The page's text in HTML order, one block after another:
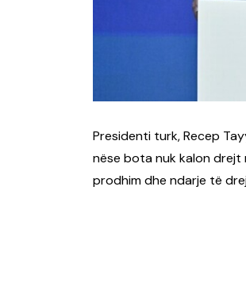
Presidenti turk, Recep
nëse bota nuk kalon drejt
prodhim dhe ndarje të